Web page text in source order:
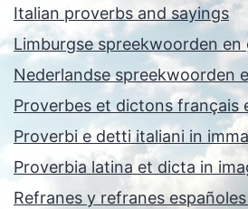
Italian proverbs and sayings
Limburgse spreekwoorden en
Nederlandse spreekwoorden
Proverbes et dictons français
Proverbi e detti italiani in
Proverbia latina et dicta in
Refranes y refranes